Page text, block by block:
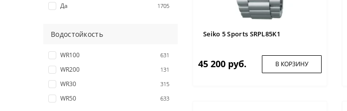
Да 1705
Водостойкость
WR100 631
WR200 131
WR30 315
WR50 633
Seiko 5 Sports SRPL85K1
45 200 руб. В КОРЗИНУ